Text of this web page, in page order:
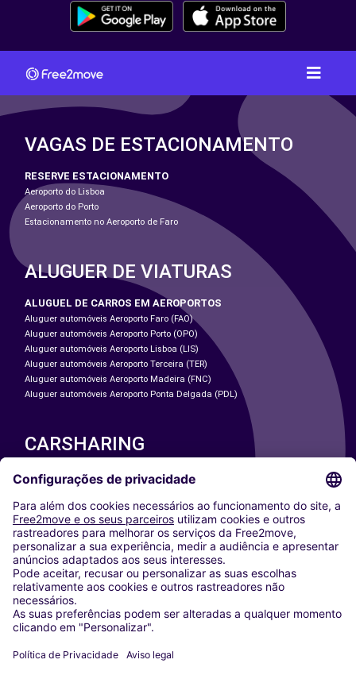
VAGAS DE ESTACIONAMENTO
RESERVE ESTACIONAMENTO
Aeroporto do Lisboa
Aeroporto do Porto
Estacionamento no Aeroporto de Faro
ALUGUER DE VIATURAS
ALUGUEL DE CARROS EM AEROPORTOS
Aluguer automóveis Aeroporto Faro (FAO)
Aluguer automóveis Aeroporto Porto (OPO)
Aluguer automóveis Aeroporto Lisboa (LIS)
Aluguer automóveis Aeroporto Terceira (TER)
Aluguer automóveis Aeroporto Madeira (FNC)
Aluguer automóveis Aeroporto Ponta Delgada (PDL)
CARSHARING
NOSSAS CIDADES
Washington DC
Milan
Rome
Turin
Vienna
Berlin
Cologne
Dusseldorf
Frankfurt
Munich